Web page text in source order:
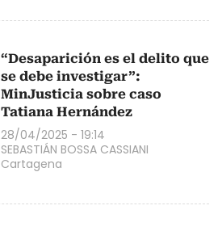
“Desaparición es el delito que
se debe investigar”:
MinJusticia sobre caso
Tatiana Hernández
28/04/2025 - 19:14
SEBASTIÁN BOSSA CASSIANI
Cartagena